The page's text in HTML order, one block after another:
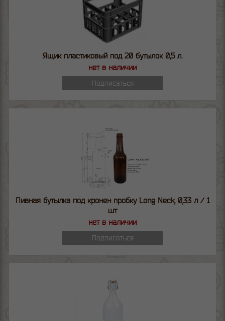
Ящик пластиковый под 20 бутылок 0,5 л.
нет в наличии
Подписаться
Пивная бутылка под кронен пробку Long Neck, 0,33 л / 1
шт
нет в наличии
Подписаться